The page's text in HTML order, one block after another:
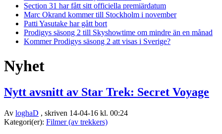
Section 31 har fått sitt officiella premiärdatum
Marc Okrand kommer till Stockholm i november
Patti Yasutake har gått bort
Prodigys säsong 2 till Skyshowtime om mindre än en månad
Kommer Prodigys säsong 2 att visas i Sverige?
Nyhet
Nytt avsnitt av Star Trek: Secret Voyage
Av loghaD , skriven 14-04-16 kl. 00:24
Kategori(er): Filmer (av trekkers)